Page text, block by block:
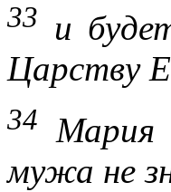
33 и
Царству
34 Мария
мужа не